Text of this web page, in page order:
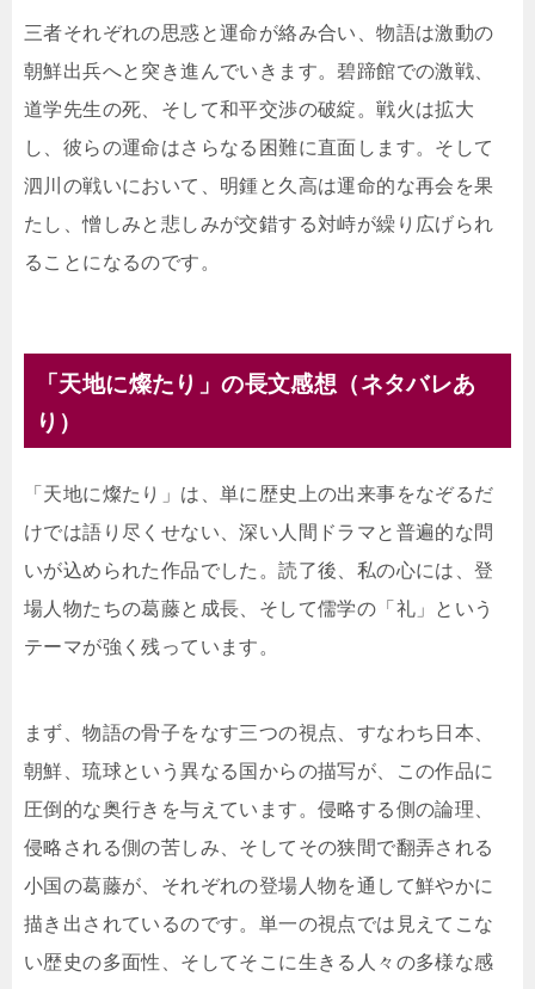
三者それぞれの思惑と運命が絡み合い、物語は激動の
朝鮮出兵へと突き進んでいきます。碧蹄館での激戦、
道学先生の死、そして和平交渉の破綻。戦火は拡大
し、彼らの運命はさらなる困難に直面します。そして
泗川の戦いにおいて、明鍾と久高は運命的な再会を果
たし、憎しみと悲しみが交錯する対峙が繰り広げられ
ることになるのです。
「天地に燦たり」の長文感想（ネタバレあ
り）
「天地に燦たり」は、単に歴史上の出来事をなぞるだ
けでは語り尽くせない、深い人間ドラマと普遍的な問
いが込められた作品でした。読了後、私の心には、登
場人物たちの葛藤と成長、そして儒学の「礼」という
テーマが強く残っています。
まず、物語の骨子をなす三つの視点、すなわち日本、
朝鮮、琉球という異なる国からの描写が、この作品に
圧倒的な奥行きを与えています。侵略する側の論理、
侵略される側の苦しみ、そしてその狭間で翻弄される
小国の葛藤が、それぞれの登場人物を通して鮮やかに
描き出されているのです。単一の視点では見えてこな
い歴史の多面性、そしてそこに生きる人々の多様な感